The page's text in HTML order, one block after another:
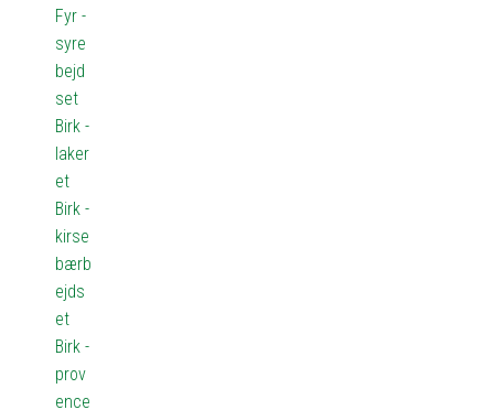
Fyr -
syre
bejd
set
Birk -
laker
et
Birk -
kirse
bærb
ejds
et
Birk -
prov
ence